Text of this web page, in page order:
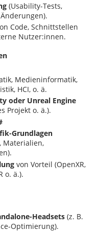
(Usability-Tests,
Code, Schnittstellen
Nutzer:innen.
Medieninformatik,
HCI, o. ä.
oder Unreal Engine
Projekt o. ä.).
Grundlagen
Materialien,
von Vorteil (OpenXR,
o. ä.).
Headsets(z. B.
Optimierung).